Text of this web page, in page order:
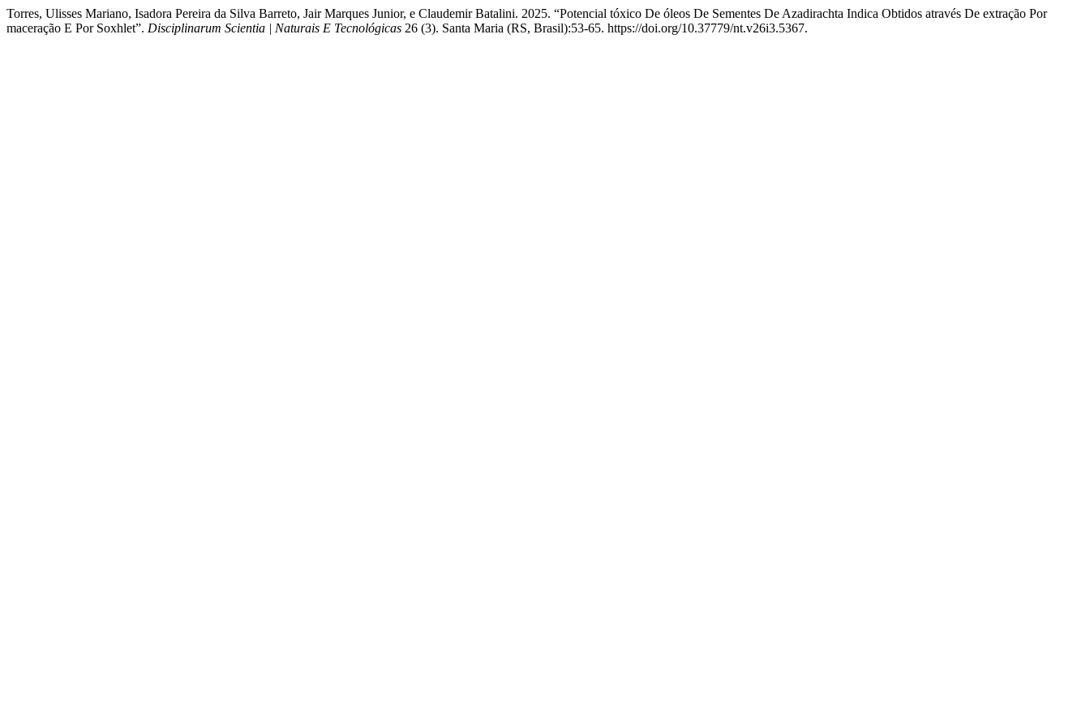
Torres, Ulisses Mariano, Isadora Pereira da Silva Barreto, Jair Marques Junior, e Claudemir Batalini. 2025. “Potencial tóxico De óleos De Sementes De Azadirachta Indica Obtidos através De extração Por
maceração E Por Soxhlet”. Disciplinarum Scientia | Naturais E Tecnológicas 26 (3). Santa Maria (RS, Brasil):53-65. https://doi.org/10.37779/nt.v26i3.5367.